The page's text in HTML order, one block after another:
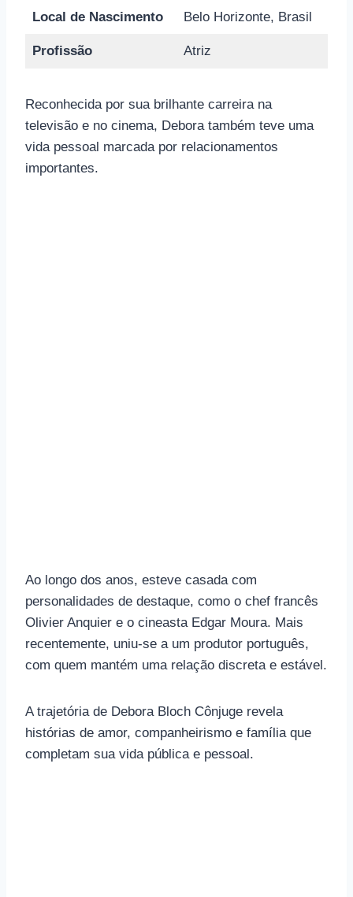
Local de Nascimento Belo Horizonte, Brasil
Profissão Atriz
Reconhecida por sua brilhante carreira na
televisão e no cinema, Debora também teve uma
vida pessoal marcada por relacionamentos
importantes.
Ao longo dos anos, esteve casada com
personalidades de destaque, como o chef francês
Olivier Anquier e o cineasta Edgar Moura. Mais
recentemente, uniu-se a um produtor português,
com quem mantém uma relação discreta e estável.
A trajetória de Debora Bloch Cônjuge revela
histórias de amor, companheirismo e família que
completam sua vida pública e pessoal.